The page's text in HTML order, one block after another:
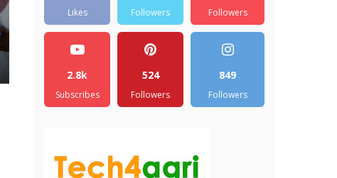
Likes Followers Followers
2.8k
Subscribes
524
Followers
849
Followers